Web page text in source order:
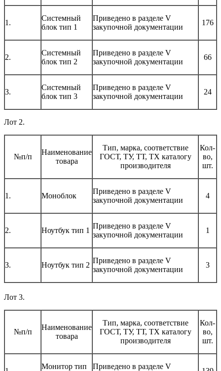
1.
Системный
блок тип 1
Приведено в разделе V
закупочной документации
176
2.
Системный
блок тип 2
Приведено в разделе V
закупочной документации
66
3.
Системный
блок тип 3
Приведено в разделе V
закупочной документации
24
Лот 2.
№п/п
Наименование
товара
Тип, марка, соответствие
ГОСТ, ТУ, ТТ, ТХ каталогу
производителя
Кол-
во,
шт.
1. Моноблок
Приведено в разделе V
закупочной документации
4
2. Ноутбук тип 1
Приведено в разделе V
закупочной документации
1
3. Ноутбук тип 2
Приведено в разделе V
закупочной документации
3
Лот 3.
№п/п
Наименование
товара
Тип, марка, соответствие
ГОСТ, ТУ, ТТ, ТХ каталогу
производителя
Кол-
во,
шт.
Монитор тип
Приведено в разделе V